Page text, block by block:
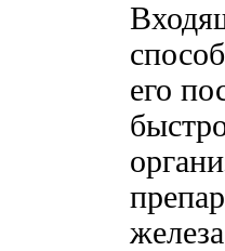
его